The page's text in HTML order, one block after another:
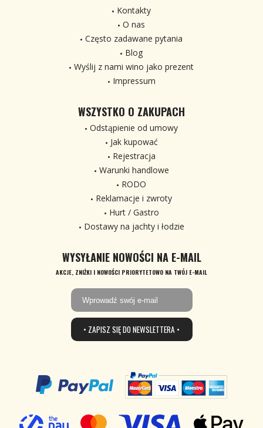
Kontakty
O nas
Często zadawane pytania
Blog
Wyślij z nami wino jako prezent
Impressum
WSZYSTKO O ZAKUPACH
Odstąpienie od umowy
Jak kupować
Rejestracja
Warunki handlowe
RODO
Reklamacje i zwroty
Hurt / Gastro
Dostawy na jachty i łodzie
WYSYŁANIE NOWOŚCI NA E-MAIL
AKCJE, ZNIŻKI I NOWOŚCI PRIORYTETOWO NA TWÓJ E-MAIL
• ZAPISZ SIĘ DO NEWSLETTERA •